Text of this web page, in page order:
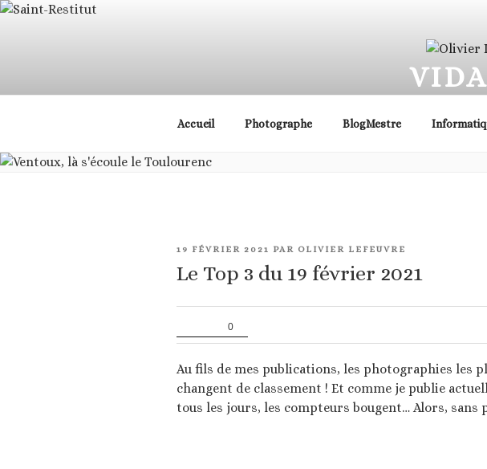
principal
Aller
Accueil Photographe BlogMestre
PUBLIÉ
19 FÉVRIER 2021 PAR OLIVIER LEFEUVRE
Le Top 3 du 19 février 2021
0
Au fils de mes publications, les photographies les
changent de classement ! Et comme je publie
tous les jours, les compteurs bougent… Alors, sans